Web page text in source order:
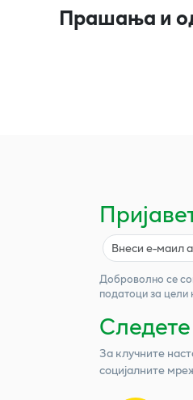
Прашања и
Доброволно се
податоци за
За клучните
социјалните